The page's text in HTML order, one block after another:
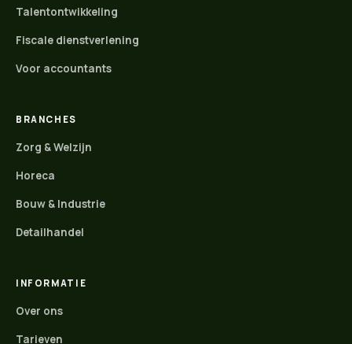
Talentontwikkeling
Fiscale dienstverlening
Voor accountants
BRANCHES
Zorg & Welzijn
Horeca
Bouw & Industrie
Detailhandel
INFORMATIE
Over ons
Tarieven